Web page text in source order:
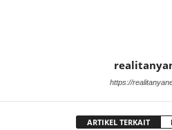
https://
ARTIKEL TERKAIT